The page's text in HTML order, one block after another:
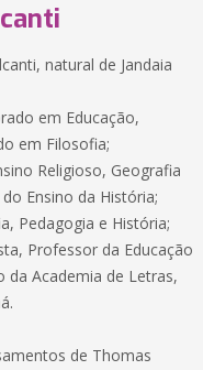
natural de Jandaia
em Educação,
em Filosofia;
Religioso, Geografia
Ensino da História;
Pedagogia e História;
Professor da Educação
da Academia de Letras,
de Thomas